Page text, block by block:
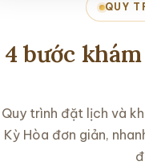
Đặt lịch
Giới thiệu
QUY
4 bước
Quy trình đặt lịch và
Kỳ Hòa đơn giản,